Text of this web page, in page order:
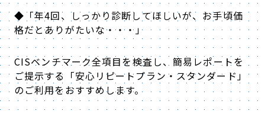
◆「年4回、しっかり診断してほしいが、お手頃価
格だとありがたいな・・・」
CISベンチマーク全項目を検査し、簡易レポートを
ご提示する「安心リピートプラン・スタンダード」
のご利用をおすすめします。